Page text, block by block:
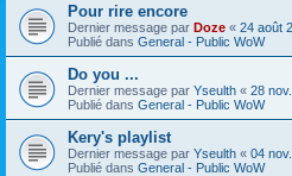
Pour rire encore
Dernier message par Doze « 24 août
Publié dans General - Public WoW
Do you ...
Dernier message par Yseulth « 28
Publié dans General - Public WoW
Kery's playlist
Dernier message par Yseulth « 04
Publié dans General - Public WoW